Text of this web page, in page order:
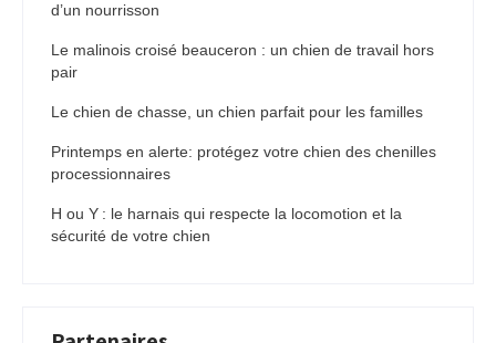
d’un nourrisson
Le malinois croisé beauceron : un chien de travail hors
pair
Le chien de chasse, un chien parfait pour les familles
Printemps en alerte: protégez votre chien des chenilles
processionnaires
H ou Y : le harnais qui respecte la locomotion et la
sécurité de votre chien